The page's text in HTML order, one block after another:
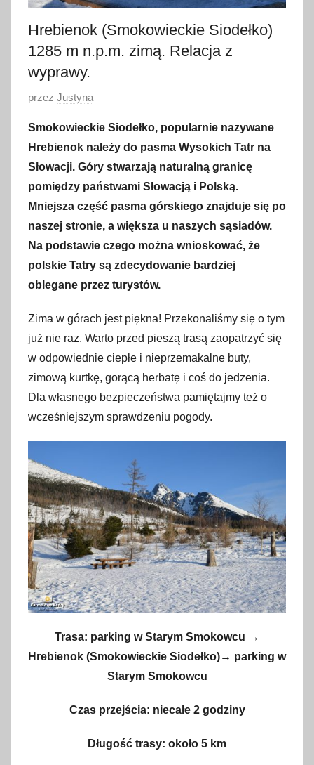
Hrebienok (Smokowieckie Siodełko)
1285 m n.p.m. zimą. Relacja z
wyprawy.
O
u
b
l
k
o
w
a
n
2
8
l
p
a
d
a
2
0
1
7
przez Justyna
Smokowieckie Siodełko, popularnie nazywane
Hrebienok należy do pasma Wysokich Tatr na
Słowacji. Góry stwarzają naturalną granicę
pomiędzy państwami Słowacją i Polską.
Mniejsza część pasma górskiego znajduje się po
naszej stronie, a większa u naszych sąsiadów.
Na podstawie czego można wnioskować, że
polskie Tatry są zdecydowanie bardziej
oblegane przez turystów.
Zima w górach jest piękna! Przekonaliśmy się o tym
już nie raz. Warto przed pieszą trasą zaopatrzyć się
w odpowiednie ciepłe i nieprzemakalne buty,
zimową kurtkę, gorącą herbatę i coś do jedzenia.
Dla własnego bezpieczeństwa pamiętajmy też o
wcześniejszym sprawdzeniu pogody.
Trasa: parking w Starym Smokowcu →
Hrebienok (Smokowieckie Siodełko)→ parking w
Starym Smokowcu
Czas przejścia: niecałe 2 godziny
Długość trasy: około 5 km